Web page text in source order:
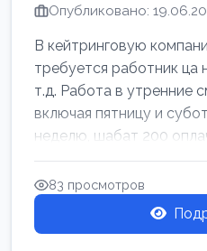
Опубликовано:
В кейтринговую
требуется работник ца
т.д. Работа в утренние
включая пятницу и
неделю, шабат 200
83 просмотров